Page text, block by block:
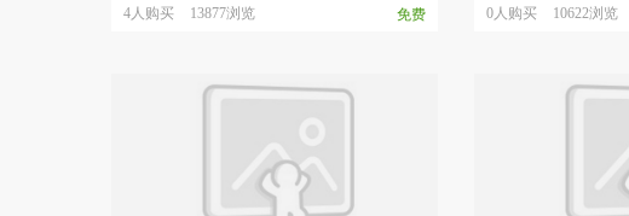
免费
4人购买 13877浏览 0人购买 10622浏览